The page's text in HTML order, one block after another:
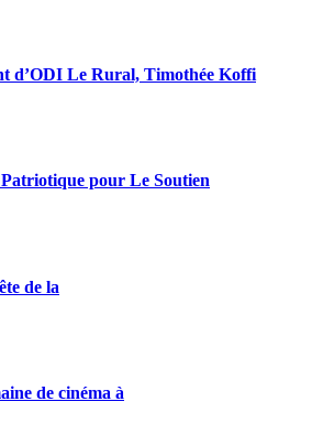
d’ODI Le Rural, Timothée Koffi
pour Le Soutien
de la
de cinéma à